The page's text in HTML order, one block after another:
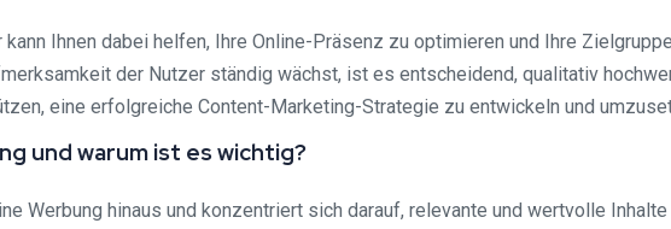
kann Ihnen dabei helfen, Ihre Online-Präsenz zu optimieren und Ihre
der Nutzer ständig wächst, ist es entscheidend, qualitativ
eine erfolgreiche Content-Marketing-Strategie zu entwickeln und
und warum ist es wichtig?
Werbung hinaus und konzentriert sich darauf, relevante und wertvolle